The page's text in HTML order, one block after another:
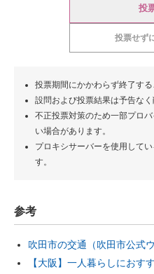
投
投票せず
投票期間にかかわらず終了する
設問および投票結果は予告なく
不正投票対策のため一部プロ
い場合があります。
プロキシサーバーを使用して
す。
参考
吹田市の交通（吹田市公式
【大阪】一人暮らしにおす